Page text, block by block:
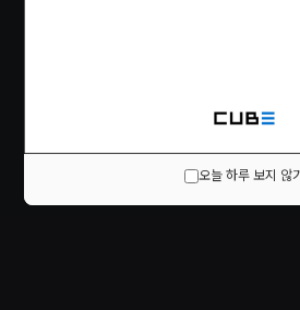
오늘 하루 보지 않